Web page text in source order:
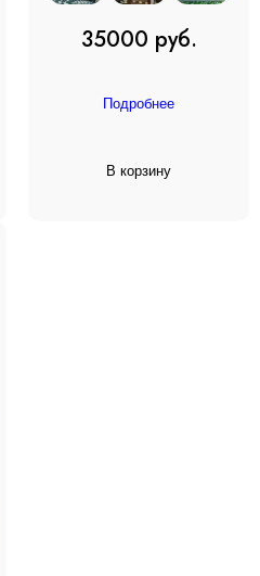
35000 руб.
Подробнее
В корзину